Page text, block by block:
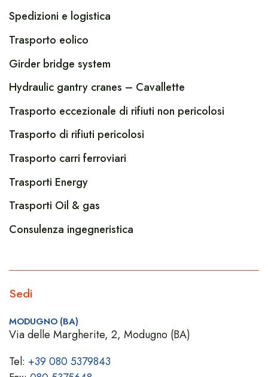
Spedizioni e logistica
Trasporto eolico
Girder bridge system
Hydraulic gantry cranes – Cavallette
Trasporto eccezionale di rifiuti non pericolosi
Trasporto di rifiuti pericolosi
Trasporto carri ferroviari
Trasporti Energy
Trasporti Oil & gas
Consulenza ingegneristica
Sedi
MODUGNO (BA)
Via delle Margherite, 2, Modugno (BA)
Tel: +39 080 5379843